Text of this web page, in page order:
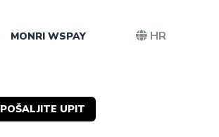
MONRI WSPAY
POŠALJITE UPIT
HR